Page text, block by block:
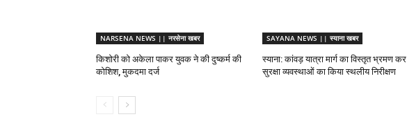
NARSENA NEWS || नरसेना खबर
किशोरी को अकेला पाकर युवक ने की दुष्कर्म की
कोशिश, मुकदमा दर्ज
SAYANA NEWS || स्याना खबर
स्याना: कांवड़ यात्रा मार्ग का विस्तृत भ्रमण कर
सुरक्षा व्यवस्थाओं का किया स्थलीय निरीक्षण